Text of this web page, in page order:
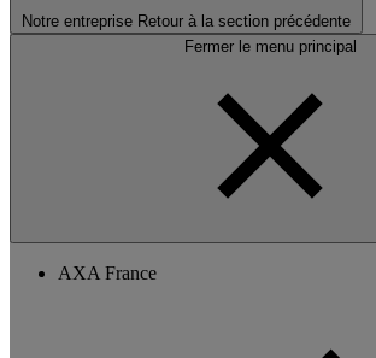
Notre entreprise Retour à la section précédente
Fermer le menu principal
AXA France